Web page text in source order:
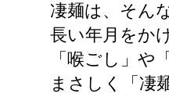
凄麺は、そん
長い年月をか
「喉ごし」や
まさしく「凄